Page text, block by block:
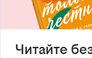
Читайте